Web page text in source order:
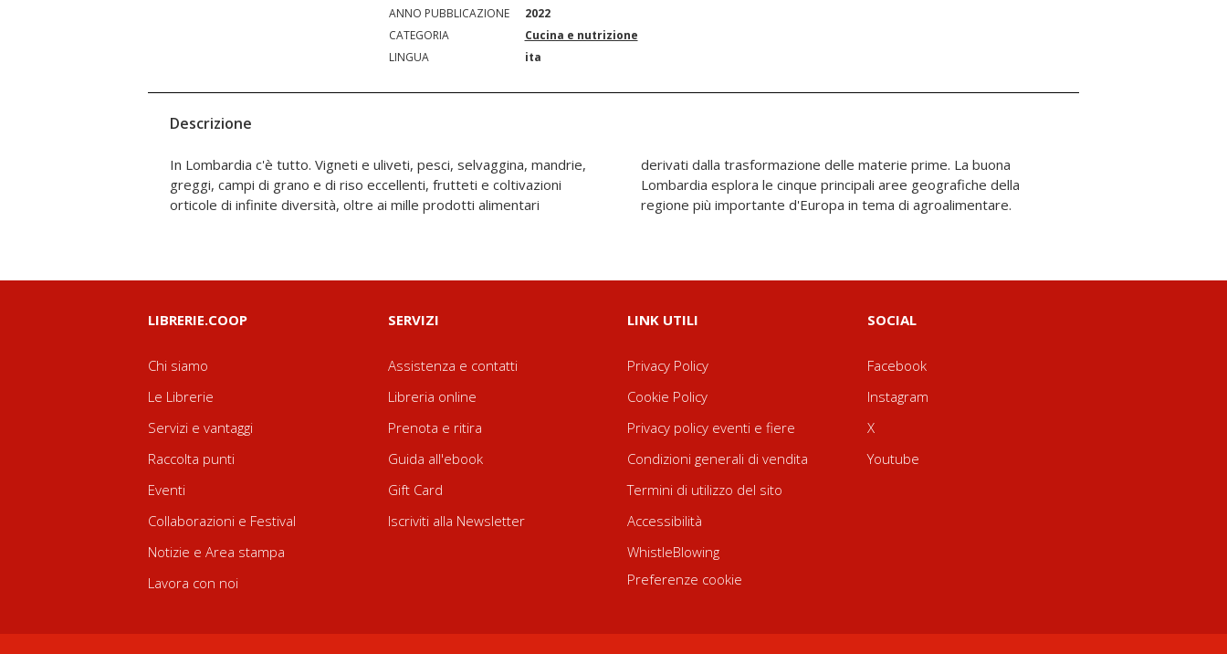
ANNO PUBBLICAZIONE
2022
CATEGORIA
Cucina e nutrizione
LINGUA
ita
Descrizione
In Lombardia c'è tutto. Vigneti e uliveti, pesci, selvaggina, mandrie,
greggi, campi di grano e di riso eccellenti, frutteti e coltivazioni
orticole di infinite diversità, oltre ai mille prodotti alimentari
derivati dalla trasformazione delle materie prime. La buona
Lombardia esplora le cinque principali aree geografiche della
regione più importante d'Europa in tema di agroalimentare.
LIBRERIE.COOP
Chi siamo
Le Librerie
Servizi e vantaggi
Raccolta punti
Eventi
Collaborazioni e Festival
Notizie e Area stampa
Lavora con noi
SERVIZI
Assistenza e contatti
Libreria online
Prenota e ritira
Guida all'ebook
Gift Card
Iscriviti alla Newsletter
LINK UTILI
Privacy Policy
Cookie Policy
Privacy policy eventi e fiere
Condizioni generali di vendita
Termini di utilizzo del sito
Accessibilità
WhistleBlowing
Preferenze cookie
SOCIAL
Facebook
Instagram
X
Youtube